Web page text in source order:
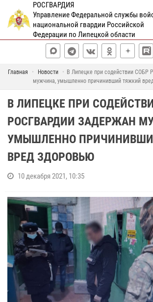
РОСГВАРДИЯ
Управление Федеральной службы
национальной гвардии Российской
Федерации по Липецкой области
Главная Новости
В Липецке при содействии СОБР
мужчина, умышленно причинивший тяжкий
В ЛИПЕЦКЕ ПРИ
РОСГВАРДИИ ЗАДЕРЖАН
УМЫШЛЕННО
ВРЕД ЗДОРОВЬЮ
10 декабря 2021, 10:35